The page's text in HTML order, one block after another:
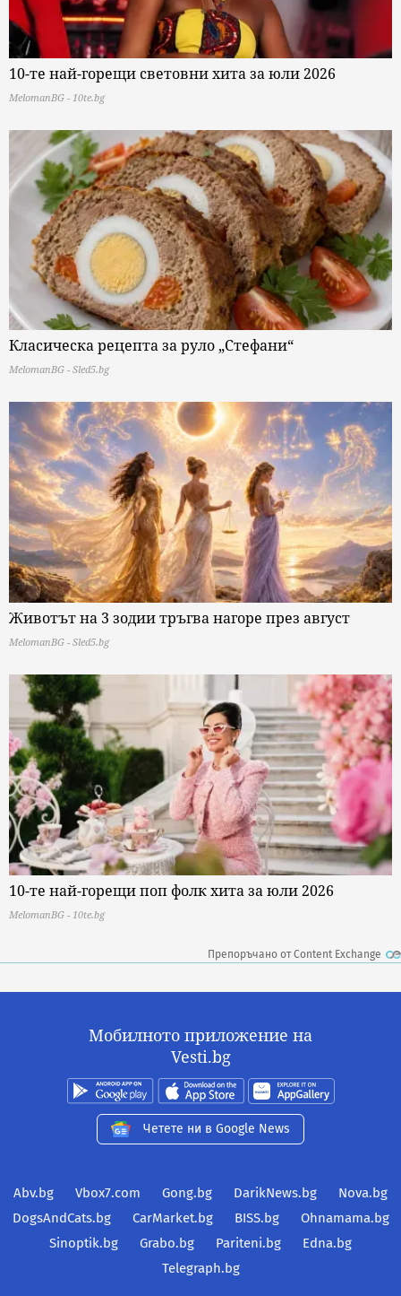
10-те най-горещи световни хита за юли 2026
MelomanBG - 10te.bg
Класическа рецепта за руло „Стефани“
MelomanBG - Sled5.bg
Животът на 3 зодии тръгва нагоре през август
MelomanBG - Sled5.bg
10-те най-горещи поп фолк хита за юли 2026
MelomanBG - 10te.bg
Препоръчано от Content Exchange
Мобилното приложение на
Vesti.bg
Четете ни в Google News
Abv.bg Vbox7.com Gong.bg DarikNews.bg
Nova.bg
DogsAndCats.bg
CarMarket.bg BISS.bg
Ohnamama.bg
Sinoptik.bg
Grabo.bg Pariteni.bg
Edna.bg
Telegraph.bg